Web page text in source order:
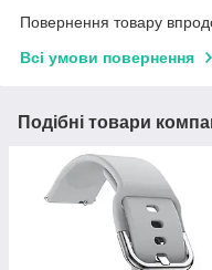
Повернення товару
Всі умови повернення
Подібні товари